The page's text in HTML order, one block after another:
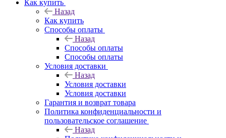
Как купить
Назад
Как купить
Способы оплаты
Назад
Способы оплаты
Способы оплаты
Условия доставки
Назад
Условия доставки
Условия доставки
Гарантия и возврат товара
Политика конфиденциальности и
пользовательское соглашение
Назад